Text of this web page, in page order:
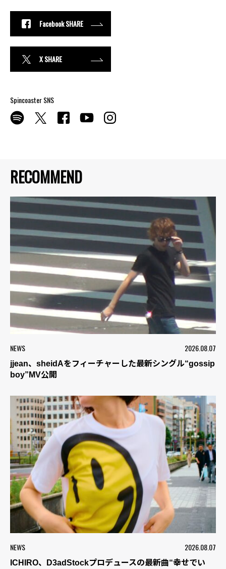
RECOMMEND
NEWS 2026.08.07
jjean、sheidAをフィーチャーした最新シングル“gossip
boy”MV公開
NEWS 2026.08.07
ICHIRO、D3adStockプロデュースの最新曲“幸せでい
Facebook SHARE
X SHARE
Spincoaster SNS